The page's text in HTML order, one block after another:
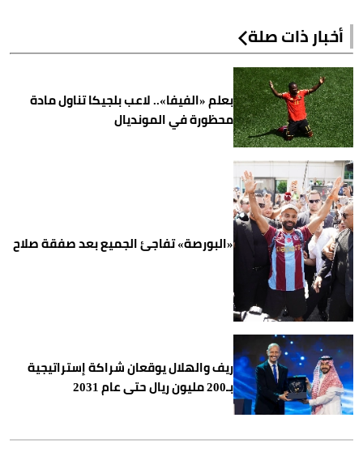
أخبار ذات صلة
بعلم «الفيفا».. لاعب بلجيكا تناول مادة
محظورة في المونديال
«البورصة» تفاجئ الجميع بعد صفقة صلاح
ريف والهلال يوقعان شراكة إستراتيجية
بـ200 مليون ريال حتى عام 2031